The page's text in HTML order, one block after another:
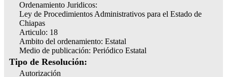
Ordenamiento Juridicos:
Ley de Procedimientos Administrativos para el Estado de
Chiapas
Articulo: 18
Ambito del ordenamiento: Estatal
Medio de publicación: Periódico Estatal
Tipo de Resolución:
Autorización